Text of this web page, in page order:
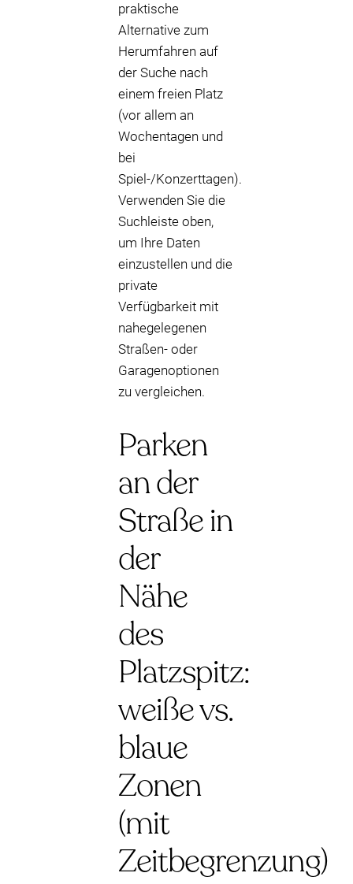
praktische
Alternative zum
Herumfahren auf
der Suche nach
einem freien Platz
(vor allem an
Wochentagen und
bei
Spiel-/Konzerttagen).
Verwenden Sie die
Suchleiste oben,
um Ihre Daten
einzustellen und die
private
Verfügbarkeit mit
nahegelegenen
Straßen- oder
Garagenoptionen
zu vergleichen.
Parken
an der
Straße in
der
Nähe
des
Platzspitz:
weiße vs.
blaue
Zonen
(mit
Zeitbegrenzung)